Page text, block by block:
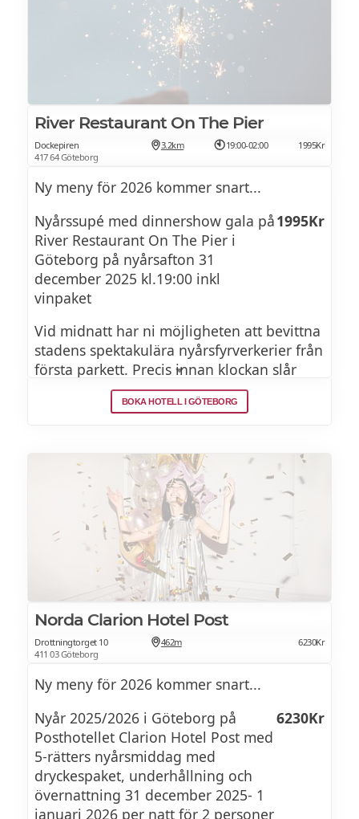
Varmrätter
Ångad torskrygg med rostade gulbetor,
brynt smör, rom & hummerskum
Eller
Grillad oxfilé med potatisterrin,
madeirasky, ankleversmör & svartkål
Efterrätt
Vitchockladmousse med lemoncurd, rostad
mandel & champagnegelé
Se brunchmeny >>
River Restaurant On The Pier
Dockepiren
417 64 Göteborg
3.2km 19:00-02:00 1995Kr
Ny meny för 2026 kommer snart...
Nyårssupé med dinnershow gala på
River Restaurant On The Pier i
Göteborg på nyårsafton 31
december 2025 kl.19:00 inkl
vinpaket
1995Kr
Vid midnatt har ni möjligheten att bevittna
stadens spektakulära nyårsfyrverkerier från
första parkett. Precis innan klockan slår
tolv serveras ni ett glas bubbel för att skåla
in det nya året. Efter tolvslaget förvandlas
låta feststämningen ta över.
Vi tycker jättemycket om barn men denna
afton är endast för våra vuxna gäster.
4-RÄTTERS NYÅRSSUPÉ 2026
Amuse bousche
blomkålspuré,brynt smör smaksatt med
soya, citronpärlor, rague på blekselleri &
fänkål,
Halstrad ren, syrad morot, morotspuré,
viltsås med enbär , olja på libbsticka,
BOKA HOTELL I GÖTEBORG
Norda Clarion Hotel Post
Drottningtorget 10
411 03 Göteborg
462m 6230Kr
Ny meny för 2026 kommer snart...
Nyår 2025/2026 i Göteborg på
Posthotellet Clarion Hotel Post med
5-rätters nyårsmiddag med
dryckespaket, underhållning och
övernattning 31 december 2025- 1
januari 2026 per natt för 2 personer
6230Kr